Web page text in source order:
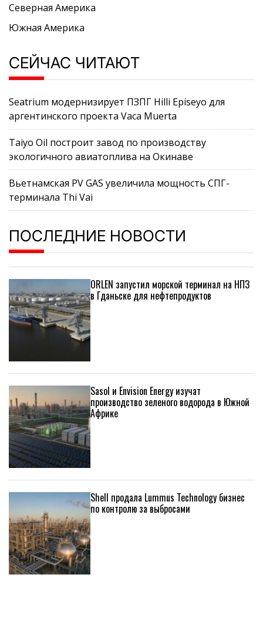
Северная Америка
Южная Америка
СЕЙЧАС ЧИТАЮТ
Seatrium модернизирует ПЗПГ Hilli Episeyo для
аргентинского проекта Vaca Muerta
Taiyo Oil построит завод по производству
экологичного авиатоплива на Окинаве
Вьетнамская PV GAS увеличила мощность СПГ-
терминала Thi Vai
ПОСЛЕДНИЕ НОВОСТИ
ORLEN запустил морской терминал на НПЗ
в Гданьске для нефтепродуктов
Sasol и Envision Energy изучат
производство зеленого водорода в Южной
Африке
Shell продала Lummus Technology бизнес
по контролю за выбросами